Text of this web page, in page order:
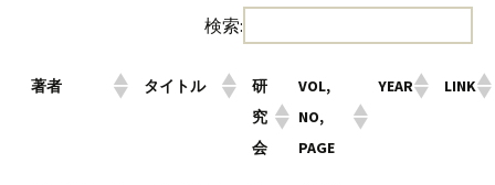
検索:
著者 タイトル
研
究
会
VOL,
NO,
PAGE
YEAR LINK